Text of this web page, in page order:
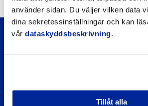
använder sidan. Du väljer vilken data
dina sekretessinställningar och kan
vår dataskyddsbeskrivning
Tillåt alla